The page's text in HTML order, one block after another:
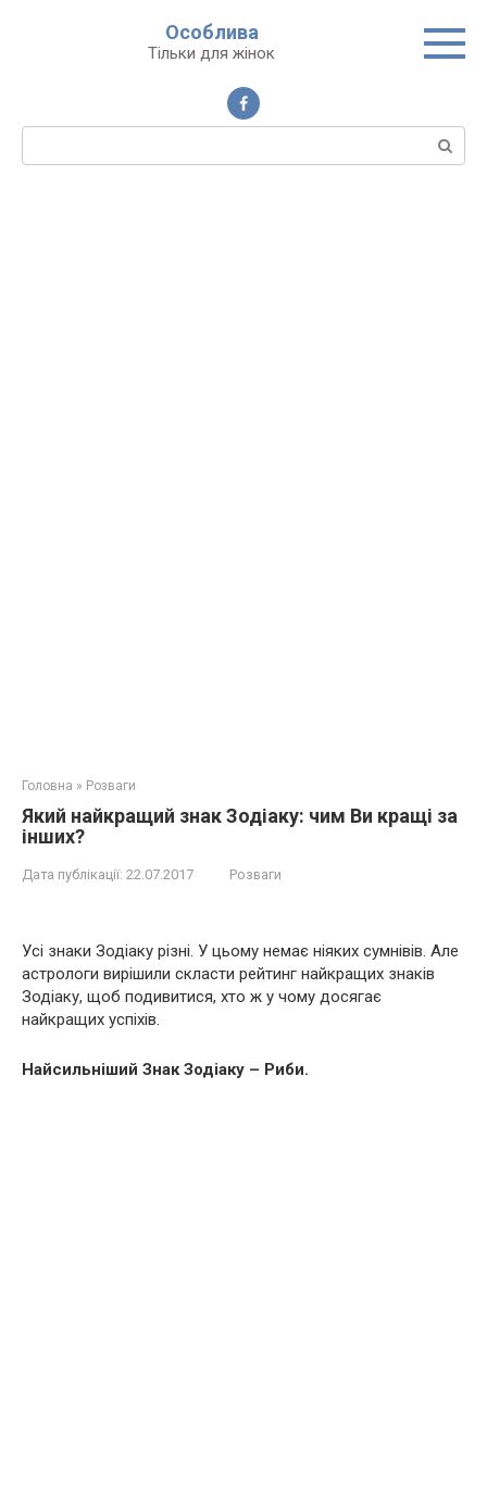
Особлива
Тільки для жінок
Пошук:
Головна » Розваги
Який найкращий знак Зодіаку: чим Ви кращі за
інших?
Дата публікації: 22.07.2017 Розваги
Усі знаки Зодіаку різні. У цьому немає ніяких сумнівів. Але
астрологи вирішили скласти рейтинг найкращих знаків
Зодіаку, щоб подивитися, хто ж у чому досягає
найкращих успіхів.
Найсильніший Знак Зодіаку – Риби.